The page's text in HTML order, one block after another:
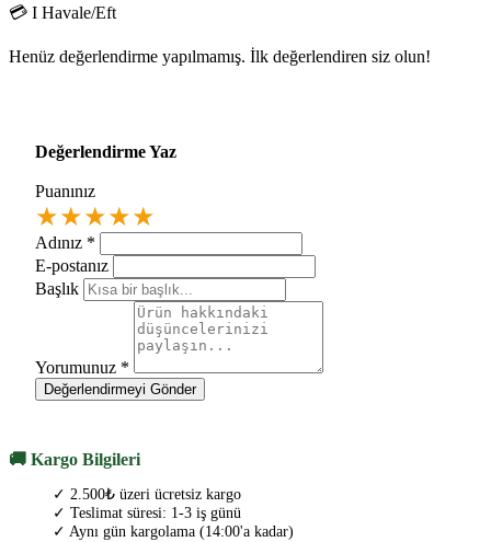
💳 I Havale/Eft
Henüz değerlendirme yapılmamış. İlk değerlendiren siz olun!
Değerlendirme Yaz
Puanınız
★★★★★
Adınız *
E-postanız
Başlık
Yorumunuz *
Değerlendirmeyi Gönder
🚚 Kargo Bilgileri
✓ 2.500₺ üzeri ücretsiz kargo
✓ Teslimat süresi: 1-3 iş günü
✓ Aynı gün kargolama (14:00'a kadar)